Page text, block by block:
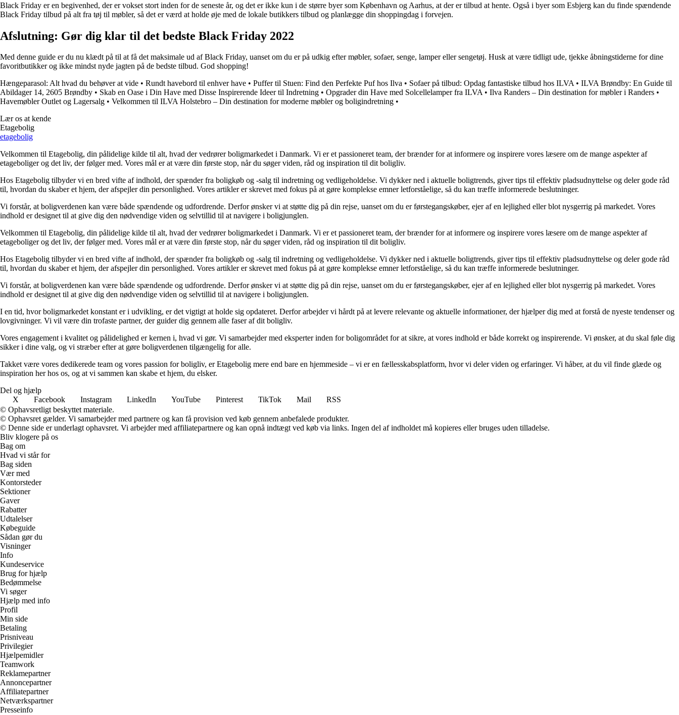
Black Friday er en begivenhed, der er vokset stort inden for de seneste år, og det er ikke kun i de større byer som København og Aarhus, at der er tilbud at hente. Også i byer som Esbjerg kan du finde spændende
Black Friday tilbud på alt fra tøj til møbler, så det er værd at holde øje med de lokale butikkers tilbud og planlægge din shoppingdag i forvejen.
Afslutning: Gør dig klar til det bedste Black Friday 2022
Med denne guide er du nu klædt på til at få det maksimale ud af Black Friday, uanset om du er på udkig efter møbler, sofaer, senge, lamper eller sengetøj. Husk at være tidligt ude, tjekke åbningstiderne for dine
favoritbutikker og ikke mindst nyde jagten på de bedste tilbud. God shopping!
Hængeparasol: Alt hvad du behøver at vide • Rundt havebord til enhver have • Puffer til Stuen: Find den Perfekte Puf hos Ilva • Sofaer på tilbud: Opdag fantastiske tilbud hos ILVA• ILVA Brøndby: En Guide til
Abildager 14, 2605 Brøndby • Skab en Oase i Din Have med Disse Inspirerende Ideer til Indretning • Opgrader din Have med Solcellelamper fra ILVA• Ilva Randers – Din destination for møbler i Randers •
Havemøbler Outlet og Lagersalg • Velkommen til ILVA Holstebro – Din destination for moderne møbler og boligindretning •
Lær os at kende
Etagebolig
etagebolig
Velkommen til Etagebolig, din pålidelige kilde til alt, hvad der vedrører boligmarkedet i Danmark. Vi er et passioneret team, der brænder for at informere og inspirere vores læsere om de mange aspekter af
etageboliger og det liv, der følger med. Vores mål er at være din første stop, når du søger viden, råd og inspiration til dit boligliv.
Hos Etagebolig tilbyder vi en bred vifte af indhold, der spænder fra boligkøb og -salg til indretning og vedligeholdelse. Vi dykker ned i aktuelle boligtrends, giver tips til effektiv pladsudnyttelse og deler gode råd
til, hvordan du skaber et hjem, der afspejler din personlighed. Vores artikler er skrevet med fokus på at gøre komplekse emner letforståelige, så du kan træffe informerede beslutninger.
Vi forstår, at boligverdenen kan være både spændende og udfordrende. Derfor ønsker vi at støtte dig på din rejse, uanset om du er førstegangskøber, ejer af en lejlighed eller blot nysgerrig på markedet. Vores
indhold er designet til at give dig den nødvendige viden og selvtillid til at navigere i boligjunglen.
Velkommen til Etagebolig, din pålidelige kilde til alt, hvad der vedrører boligmarkedet i Danmark. Vi er et passioneret team, der brænder for at informere og inspirere vores læsere om de mange aspekter af
etageboliger og det liv, der følger med. Vores mål er at være din første stop, når du søger viden, råd og inspiration til dit boligliv.
Hos Etagebolig tilbyder vi en bred vifte af indhold, der spænder fra boligkøb og -salg til indretning og vedligeholdelse. Vi dykker ned i aktuelle boligtrends, giver tips til effektiv pladsudnyttelse og deler gode råd
til, hvordan du skaber et hjem, der afspejler din personlighed. Vores artikler er skrevet med fokus på at gøre komplekse emner letforståelige, så du kan træffe informerede beslutninger.
Vi forstår, at boligverdenen kan være både spændende og udfordrende. Derfor ønsker vi at støtte dig på din rejse, uanset om du er førstegangskøber, ejer af en lejlighed eller blot nysgerrig på markedet. Vores
indhold er designet til at give dig den nødvendige viden og selvtillid til at navigere i boligjunglen.
I en tid, hvor boligmarkedet konstant er i udvikling, er det vigtigt at holde sig opdateret. Derfor arbejder vi hårdt på at levere relevante og aktuelle informationer, der hjælper dig med at forstå de nyeste tendenser og
lovgivninger. Vi vil være din trofaste partner, der guider dig gennem alle faser af dit boligliv.
Vores engagement i kvalitet og pålidelighed er kernen i, hvad vi gør. Vi samarbejder med eksperter inden for boligområdet for at sikre, at vores indhold er både korrekt og inspirerende. Vi ønsker, at du skal føle dig
sikker i dine valg, og vi stræber efter at gøre boligverdenen tilgængelig for alle.
Takket være vores dedikerede team og vores passion for boligliv, er Etagebolig mere end bare en hjemmeside – vi er en fællesskabsplatform, hvor vi deler viden og erfaringer. Vi håber, at du vil finde glæde og
inspiration her hos os, og at vi sammen kan skabe et hjem, du elsker.
Del og hjælp
X
Facebook Instagram LinkedIn YouTube Pinterest TikTok Mail
RSS
© Ophavsretligt beskyttet materiale.
© Ophavsret gælder. Vi samarbejder med partnere og kan få provision ved køb gennem anbefalede produkter.
© Denne side er underlagt ophavsret. Vi arbejder med affiliatepartnere og kan opnå indtægt ved køb via links. Ingen del af indholdet må kopieres eller bruges uden tilladelse.
Bliv klogere på os
Bag om
Hvad vi står for
Bag siden
Vær med
Kontorsteder
Sektioner
Gaver
Rabatter
Udtalelser
Købeguide
Sådan gør du
Visninger
Info
Kundeservice
Brug for hjælp
Bedømmelse
Vi søger
Hjælp med info
Profil
Min side
Betaling
Prisniveau
Privilegier
Hjælpemidler
Teamwork
Reklamepartner
Annoncepartner
Affiliatepartner
Netværkspartner
Presseinfo